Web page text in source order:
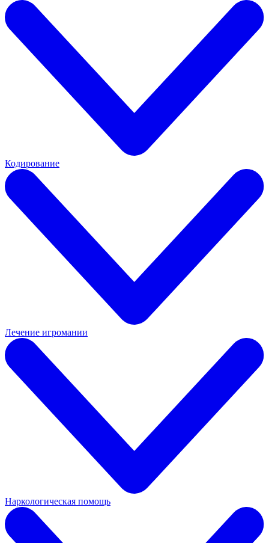
Кодирование
Лечение игромании
Наркологическая помощь